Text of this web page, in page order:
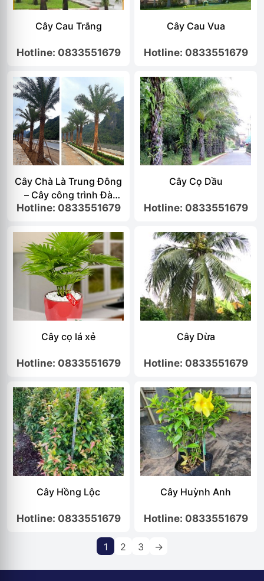
Cây Cau Trắng
Hotline: 0833551679
Cây Cau Vua
Hotline: 0833551679
Cây Chà Là Trung Đông
– Cây công trình Đà
Nẵng
Hotline: 0833551679
Cây Cọ Dầu
Hotline: 0833551679
Cây cọ lá xẻ
Hotline: 0833551679
Cây Dừa
Hotline: 0833551679
Cây Hồng Lộc
Hotline: 0833551679
Cây Huỳnh Anh
Hotline: 0833551679
1 2 3 →